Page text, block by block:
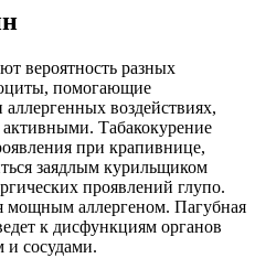
вероятность разных
помогающие
воздействиях,
активными. Табакокурение
при крапивнице,
заядлым курильщиком
проявлений глупо.
мощным аллергеном. Пагубная
к дисфункциям органов
и сосудами.